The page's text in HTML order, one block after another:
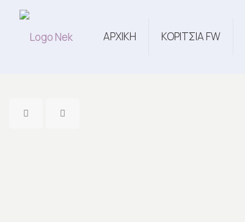
ΑΡΧΙΚΗ ΚΟΡΙΤΣΙΑ FW